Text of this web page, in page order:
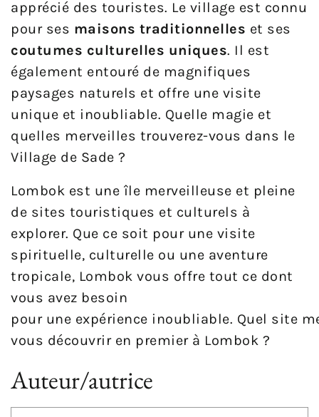
apprécié des touristes. Le village est connu
pour ses maisons traditionnelles et ses
coutumes culturelles uniques. Il est
également entouré de magnifiques
paysages naturels et offre une visite
unique et inoubliable. Quelle magie et
quelles merveilles trouverez-vous dans le
Village de Sade ?
Lombok est une île merveilleuse et pleine
de sites touristiques et culturels à
explorer. Que ce soit pour une visite
spirituelle, culturelle ou une aventure
tropicale, Lombok vous offre tout ce dont
vous avez besoin
pour une expérience inoubliable. Quel site m
vous découvriren premierà Lombok ?
Auteur/autrice